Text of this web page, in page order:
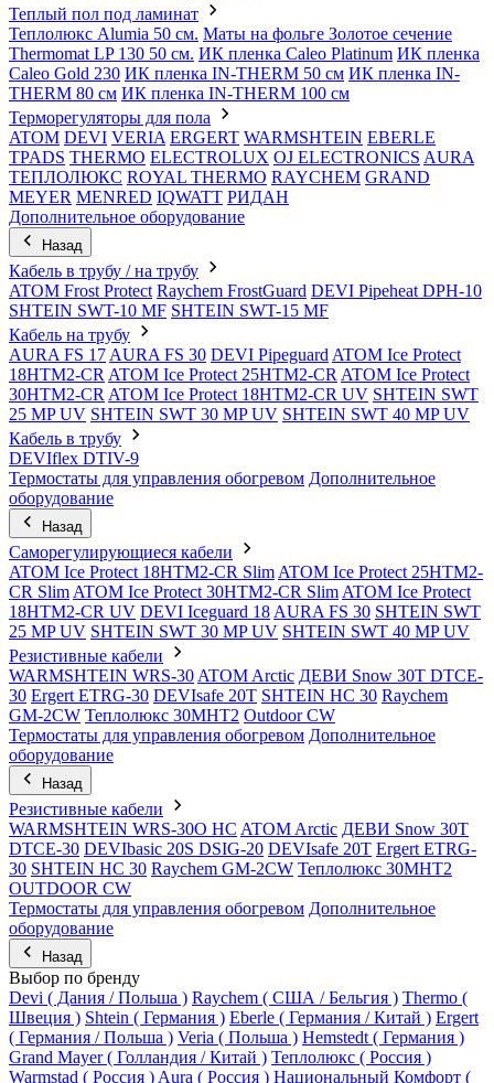
Теплый пол под ламинат
Теплолюкс Alumia 50 см. Маты на фольге Золотое сечение
Thermomat LP 130 50 cм. ИК пленка Caleo Platinum ИК пленка
Caleo Gold 230 ИК пленка IN-THERM 50 см ИК пленка IN-
THERM 80 см ИК пленка IN-THERM 100 см
Терморегуляторы для пола
ATOM DEVI VERIA ERGERT WARMSHTEIN EBERLE
TPADS THERMO ELECTROLUX OJ ELECTRONICS AURA
ТЕПЛОЛЮКС ROYAL THERMO RAYCHEM GRAND
MEYER MENRED IQWATT РИДАН
Дополнительное оборудование
Назад
Кабель в трубу / на трубу
ATOM Frost Protect Raychem FrostGuard DEVI Pipeheat DPH-10
SHTEIN SWT-10 MF SHTEIN SWT-15 MF
Кабель на трубу
AURA FS 17 AURA FS 30 DEVI Pipeguard ATOM Ice Protect
18HTM2-CR ATOM Ice Protect 25HTM2-CR ATOM Ice Protect
30HTM2-CR ATOM Ice Protect 18HTM2-CR UV SHTEIN SWT
25 MP UV SHTEIN SWT 30 MP UV SHTEIN SWT 40 MP UV
Кабель в трубу
DEVIflex DTIV-9
Термостаты для управления обогревом Дополнительное
оборудование
Назад
Саморегулирующиеся кабели
ATOM Ice Protect 18HTM2-CR Slim ATOM Ice Protect 25HTM2-
CR Slim ATOM Ice Protect 30HTM2-CR Slim ATOM Ice Protect
18HTM2-CR UV DEVI Iceguard 18 AURA FS 30 SHTEIN SWT
25 MP UV SHTEIN SWT 30 MP UV SHTEIN SWT 40 MP UV
Резистивные кабели
WARMSHTEIN WRS-30 ATOM Arctic ДЕВИ Snow 30T DTCE-
30 Ergert ETRG-30 DEVIsafe 20T SHTEIN HC 30 Raychem
GM-2CW Теплолюкс 30МНТ2 Outdoor CW
Термостаты для управления обогревом Дополнительное
оборудование
Назад
Резистивные кабели
WARMSHTEIN WRS-30O HC ATOM Arctic ДЕВИ Snow 30T
DTCE-30 DEVIbasic 20S DSIG-20 DEVIsafe 20T Ergert ETRG-
30 SHTEIN HC 30 Raychem GM-2CW Теплолюкс 30МНТ2
OUTDOOR CW
Термостаты для управления обогревом Дополнительное
оборудование
Назад
Выбор по бренду
Devi ( Дания / Польша ) Raychem ( США / Бельгия ) Thermo (
Швеция ) Shtein ( Германия ) Eberle ( Германия / Китай ) Ergert
( Германия / Польша ) Veria ( Польша ) Hemstedt ( Германия )
Grand Mayer ( Голландия / Китай ) Теплолюкс ( Россия )
Warmstad ( Россия ) Aura ( Россия ) Национальный Комфорт (